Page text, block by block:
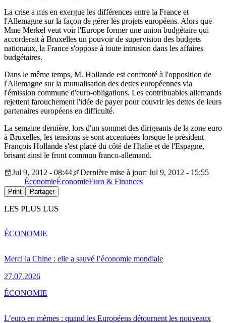
La crise a mis en exergue les différences entre la France et
l'Allemagne sur la façon de gérer les projets européens. Alors que
Mme Merkel veut voir l'Europe former une union budgétaire qui
accorderait à Bruxelles un pouvoir de supervision des budgets
nationaux, la France s'oppose à toute intrusion dans les affaires
budgétaires.
Dans le même temps, M. Hollande est confronté à l'opposition de
l'Allemagne sur la mutualisation des dettes européennes via
l'émission commune d'euro-obligations. Les contribuables allemands
rejettent farouchement l'idée de payer pour couvrir les dettes de leurs
partenaires européens en difficulté.
La semaine dernière, lors d'un sommet des dirigeants de la zone euro
à Bruxelles, les tensions se sont accentuées lorsque le président
François Hollande s'est placé du côté de l'Italie et de l'Espagne,
brisant ainsi le front commun franco-allemand.
Jul 9, 2012 - 08:44
Dernière mise à jour: Jul 9, 2012 - 15:55
ÉconomieÉconomieEuro & Finances
Print Partager
LES PLUS LUS
Merci la Chine : elle a sauvé l’économie mondiale
27.07.2026
ÉCONOMIE
L’euro en mèmes : quand les Européens détournent les nouveaux
ÉCONOMIE